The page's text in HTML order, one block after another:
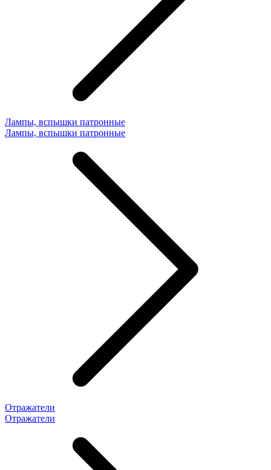
Лампы, вспышки патронные
Лампы, вспышки патронные
Отражатели
Отражатели